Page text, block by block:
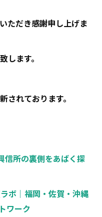
ただき感謝申し上げま
します。
されております。
信所の裏側をあばく探
ボ｜福岡・佐賀・沖縄
ワーク